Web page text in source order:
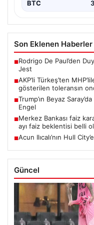
BTC
Son Eklenen Haberler
■Rodrigo De Paul’den
Jest
■AKP’li Türkeş’ten
gösterilen toleransın
■Trump’ın Beyaz
Engel
■Merkez Bankası faiz
ayı faiz beklentisi belli
■Acun Ilıcalı’nın Hull
Güncel